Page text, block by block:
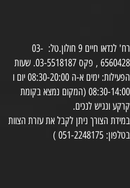
רח' לנדאו חיים 9 חולון.טל: 03-
6560428 , פקס 03-5518187. שעות
הפעילות: ימים א-ה 08:30-20:00 יום ו
08:30-14:00 (המקום נמצא בקומת
קרקע ונגיש לנכים.
במידת הצורך ניתן לקבל את עזרת הצוות
בטלפון: 051-2248175 )